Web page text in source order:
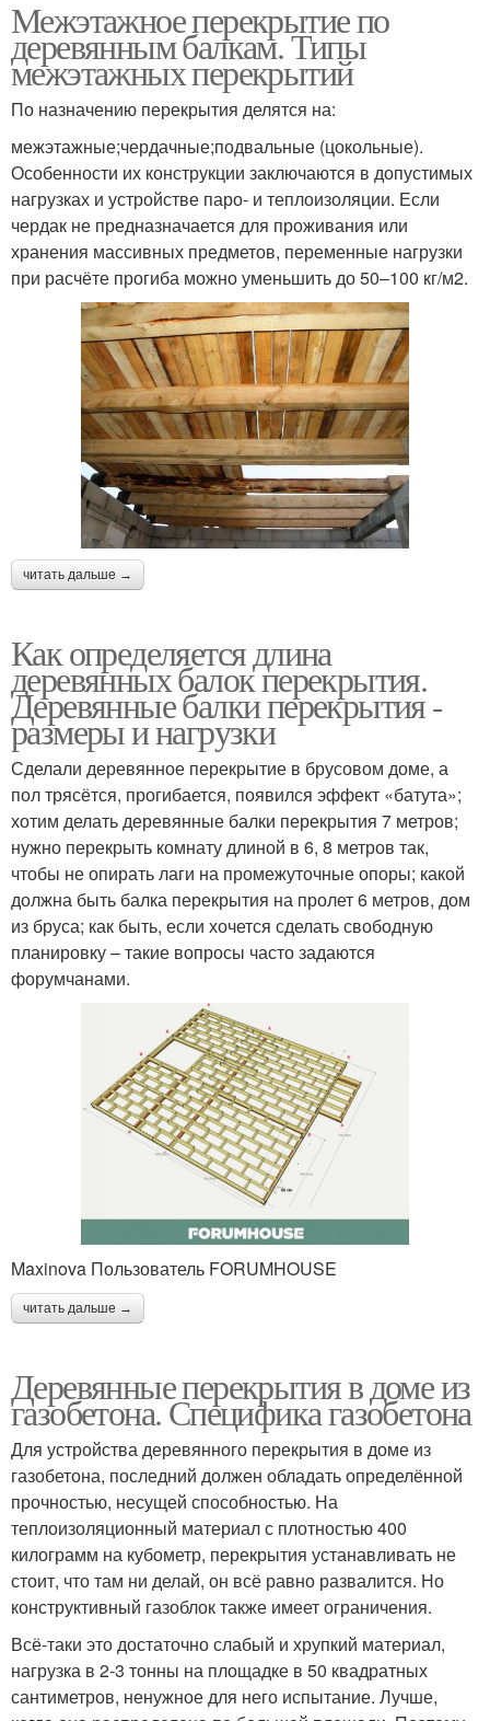
Межэтажное перекрытие по
деревянным балкам. Типы
межэтажных перекрытий
По назначению перекрытия делятся на:
межэтажные;чердачные;подвальные (цокольные).
Особенности их конструкции заключаются в допустимых
нагрузках и устройстве паро- и теплоизоляции. Если
чердак не предназначается для проживания или
хранения массивных предметов, переменные нагрузки
при расчёте прогиба можно уменьшить до 50–100 кг/м2.
читать дальше →
Как определяется длина
деревянных балок перекрытия.
Деревянные балки перекрытия -
размеры и нагрузки
Сделали деревянное перекрытие в брусовом доме, а
пол трясётся, прогибается, появился эффект «батута»;
хотим делать деревянные балки перекрытия 7 метров;
нужно перекрыть комнату длиной в 6, 8 метров так,
чтобы не опирать лаги на промежуточные опоры; какой
должна быть балка перекрытия на пролет 6 метров, дом
из бруса; как быть, если хочется сделать свободную
планировку – такие вопросы часто задаются
форумчанами.
Maxinova Пользователь FORUMHOUSE
читать дальше →
Деревянные перекрытия в доме из
газобетона. Специфика газобетона
Для устройства деревянного перекрытия в доме из
газобетона, последний должен обладать определённой
прочностью, несущей способностью. На
теплоизоляционный материал с плотностью 400
килограмм на кубометр, перекрытия устанавливать не
стоит, что там ни делай, он всё равно развалится. Но
конструктивный газоблок также имеет ограничения.
Всё-таки это достаточно слабый и хрупкий материал,
нагрузка в 2-3 тонны на площадке в 50 квадратных
сантиметров, ненужное для него испытание. Лучше,